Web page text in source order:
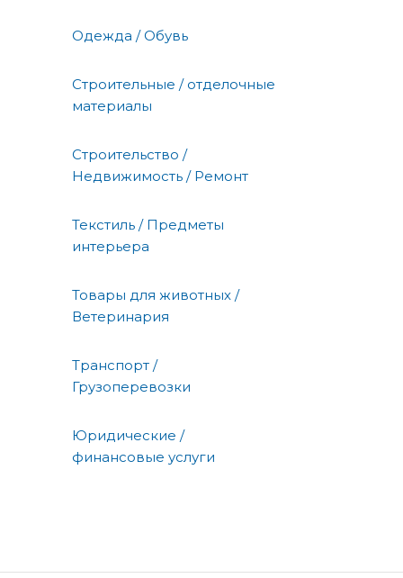
Одежда / Обувь
Строительные / отделочные
материалы
Строительство /
Недвижимость / Ремонт
Текстиль / Предметы
интерьера
Товары для животных /
Ветеринария
Транспорт /
Грузоперевозки
Юридические /
финансовые услуги